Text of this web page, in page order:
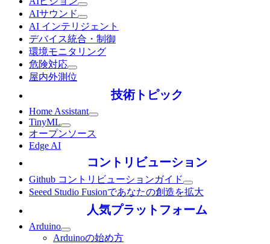
AIサウンド
AI インテリジェント
デバイス統合・制御
環境モニタリング
危険対応
屋内外測位
技術トピック
Home Assistant
TinyML
オープンソース
Edge AI
コントリビューション
Github コントリビューションガイド
Seeed Studio Fusionであなたの創造を拡大
人気プラットフォーム
Arduino
Arduinoの始め方